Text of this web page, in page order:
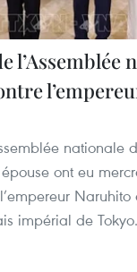
l’Assemblée
nationale
ont eu
Naruhito
impérial de Tokyo.